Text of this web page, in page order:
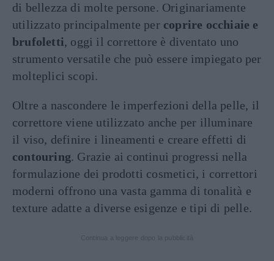
di bellezza di molte persone. Originariamente
utilizzato principalmente per coprire occhiaie e
brufoletti, oggi il correttore è diventato uno
strumento versatile che può essere impiegato per
molteplici scopi.
Oltre a nascondere le imperfezioni della pelle, il
correttore viene utilizzato anche per illuminare
il viso, definire i lineamenti e creare effetti di
contouring. Grazie ai continui progressi nella
formulazione dei prodotti cosmetici, i correttori
moderni offrono una vasta gamma di tonalità e
texture adatte a diverse esigenze e tipi di pelle.